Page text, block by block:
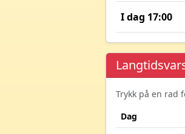
I dag 17:00
Trykk på en rad
Dag